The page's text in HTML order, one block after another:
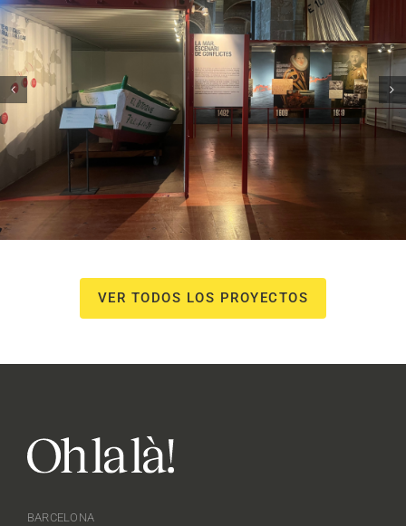
Museu Marítim – 7 vaixells, 7
històries
Campanyes culturals
Estratègia de comunicació
i PR
VER TODOS LOS PROYECTOS
BARCELONA